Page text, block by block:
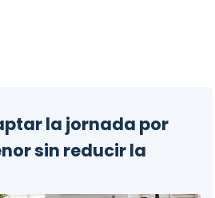
la jornada por
sin reducir la